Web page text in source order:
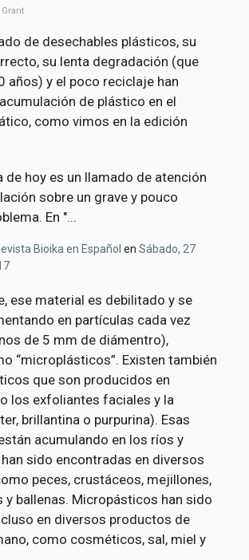
de desechables plásticos, su
su lenta degradación (que
años) y el poco reciclaje han
de plástico en el
como vimos en la edición
de hoy es un llamado de atención
sobre un grave y pouco
En "...
Bioika en Español en Sábado, 27
ese material es debilitado y se
en partículas cada vez
de 5 mm de diámentro),
“microplásticos”. Existen también
que son producidos en
los exfoliantes faciales y la
brillantina o purpurina). Esas
acumulando en los ríos y
sido encontradas en diversos
peces, crustáceos, mejillones,
y ballenas. Micropásticos han sido
en diversos productos de
como cosméticos, sal, miel y